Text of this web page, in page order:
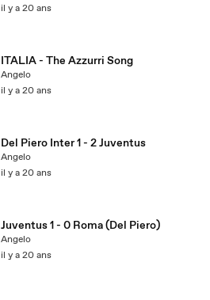
il y a 20 ans
ITALIA - The Azzurri Song
Angelo
il y a 20 ans
Del Piero Inter 1 - 2 Juventus
Angelo
il y a 20 ans
Juventus 1 - 0 Roma (Del Piero)
Angelo
il y a 20 ans